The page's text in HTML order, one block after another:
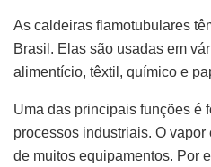
As caldeiras flamotubulares
Brasil. Elas são usadas em
alimentício, têxtil, químico e
Uma das principais funções é
processos industriais. O
de muitos equipamentos. Por